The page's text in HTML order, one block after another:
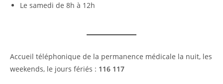
Le samedi de 8h à 12h
Accueil téléphonique de la permanence médicale la nuit, les
weekends, le jours fériés : 116 117